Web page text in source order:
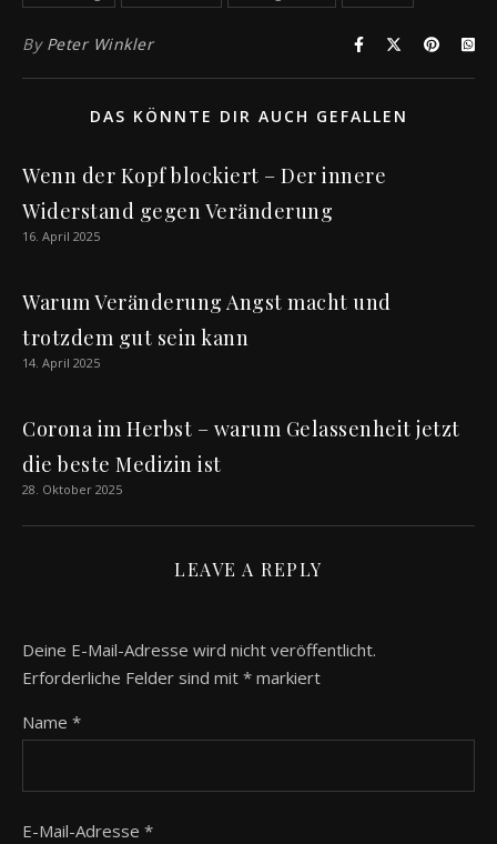
By Peter Winkler
DAS KÖNNTE DIR AUCH GEFALLEN
Wenn der Kopf blockiert – Der innere
Widerstand gegen Veränderung
16. April 2025
Warum Veränderung Angst macht und
trotzdem gut sein kann
14. April 2025
Corona im Herbst – warum Gelassenheit jetzt
die beste Medizin ist
28. Oktober 2025
LEAVE A REPLY
Deine E-Mail-Adresse wird nicht veröffentlicht.
Erforderliche Felder sind mit * markiert
Name *
E-Mail-Adresse *